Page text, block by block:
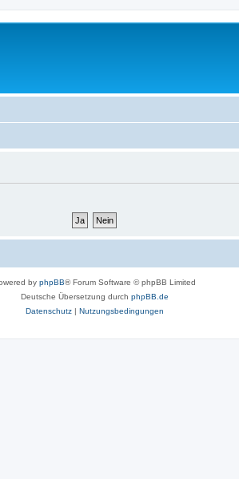
by phpBB® Forum Software © phpBB Limited
Deutsche Übersetzung durch phpBB.de
Datenschutz| Nutzungsbedingungen